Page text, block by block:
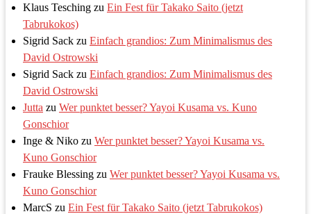
Klaus Tesching zu Ein Fest für Takako Saito (jetzt
Tabrukokos)
Sigrid Sack zu Einfach grandios: Zum Minimalismus des
David Ostrowski
Sigrid Sack zu Einfach grandios: Zum Minimalismus des
David Ostrowski
Jutta zu Wer punktet besser? Yayoi Kusama vs. Kuno
Gonschior
Inge & Niko zu Wer punktet besser? Yayoi Kusama vs.
Kuno Gonschior
Frauke Blessing zu Wer punktet besser? Yayoi Kusama vs.
Kuno Gonschior
MarcS zu Ein Fest für Takako Saito (jetzt Tabrukokos)